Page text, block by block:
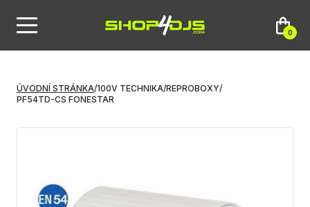
0
ÚVODNÍ STRÁNKA/100V TECHNIKA/REPROBOXY/
PF54TD-CS FONESTAR